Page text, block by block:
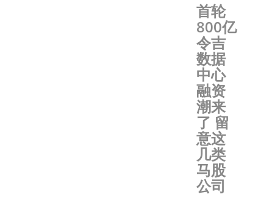
首轮
800亿
令吉
数据
中心
融资
潮来
了 留
意这
几类
马股
公司